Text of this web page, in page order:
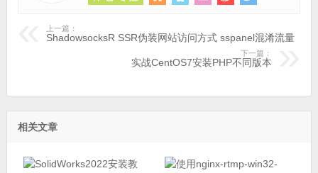
上一篇：
ShadowsocksR SSR伪装网站访问方式 sspanel混淆流量
下一篇：
实战CentOS7安装PHP不同版本
相关文章